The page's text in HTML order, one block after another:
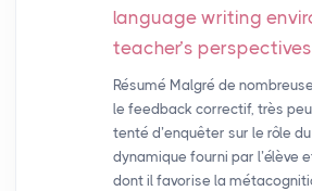
language writing
teacher’s perspectives
Résumé Malgré de
le feedback correctif, très
tenté d’enquêter sur le rôle
dynamique fourni par l’élève
dont il favorise la